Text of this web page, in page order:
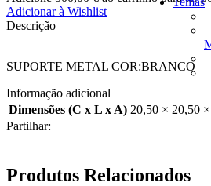
Adicionar à Wishlist
Descrição
SUPORTE METAL COR:BRANCO
Informação adicional
Dimensões (C x L x A) 20,50 × 20,50
Partilhar:
Produtos Relacionados